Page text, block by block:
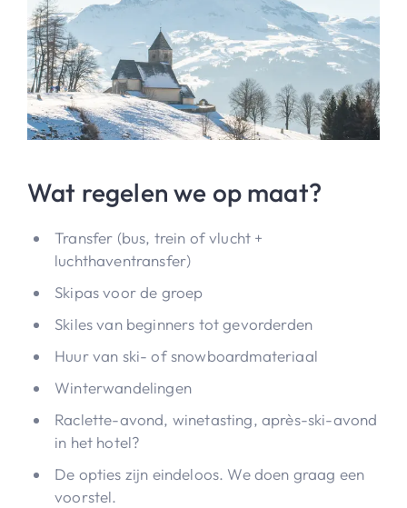
Wat regelen we op maat?
Transfer (bus, trein of vlucht +
luchthaventransfer)
Skipas voor de groep
Skiles van beginners tot gevorderden
Huur van ski- of snowboardmateriaal
Winterwandelingen
Raclette-avond, winetasting, après-ski-avond
in het hotel?
De opties zijn eindeloos. We doen graag een
voorstel.